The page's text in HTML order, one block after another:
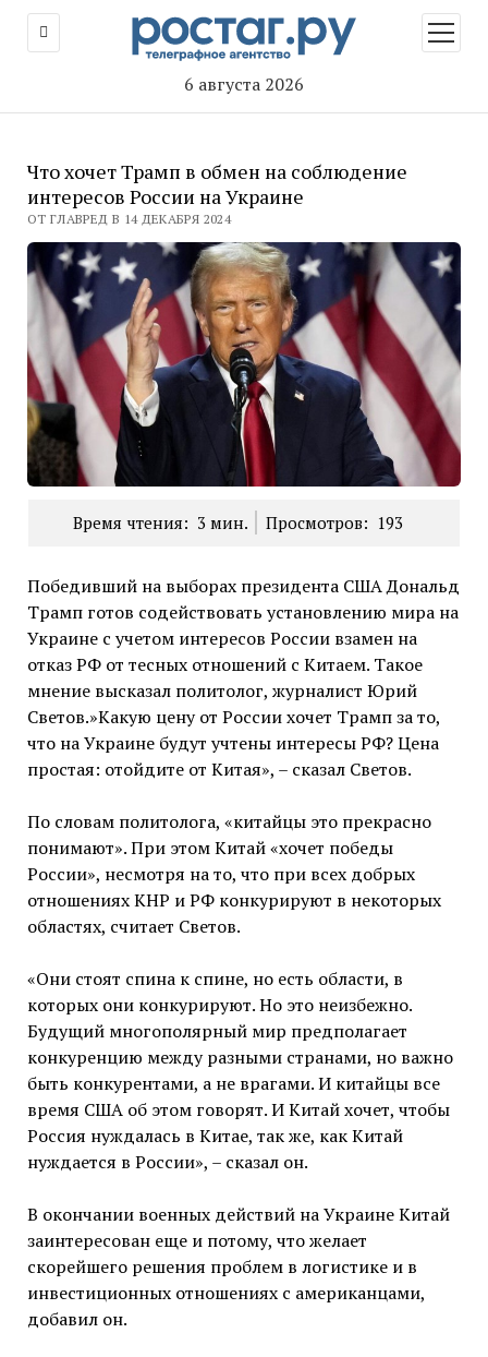
6 августа 2026
меню
Что хочет Трамп в обмен на соблюдение
интересов России на Украине
ОТ ГЛАВРЕД В 14 ДЕКАБРЯ 2024
Время чтения: 3 мин. Просмотров: 193
Победивший на выборах президента США Дональд
Трамп готов содействовать установлению мира на
Украине с учетом интересов России взамен на
отказ РФ от тесных отношений с Китаем. Такое
мнение высказал политолог, журналист Юрий
Светов.»Какую цену от России хочет Трамп за то,
что на Украине будут учтены интересы РФ? Цена
простая: отойдите от Китая», – сказал Светов.
По словам политолога, «китайцы это прекрасно
понимают». При этом Китай «хочет победы
России», несмотря на то, что при всех добрых
отношениях КНР и РФ конкурируют в некоторых
областях, считает Светов.
«Они стоят спина к спине, но есть области, в
которых они конкурируют. Но это неизбежно.
Будущий многополярный мир предполагает
конкуренцию между разными странами, но важно
быть конкурентами, а не врагами. И китайцы все
время США об этом говорят. И Китай хочет, чтобы
Россия нуждалась в Китае, так же, как Китай
нуждается в России», – сказал он.
В окончании военных действий на Украине Китай
заинтересован еще и потому, что желает
скорейшего решения проблем в логистике и в
инвестиционных отношениях с американцами,
добавил он.